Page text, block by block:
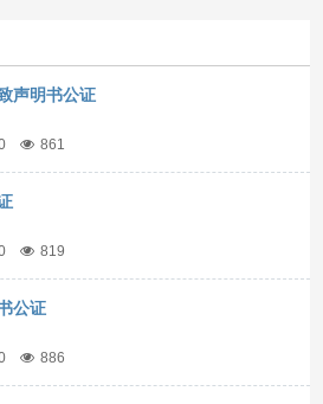
声明书公证
861
819
公证
886